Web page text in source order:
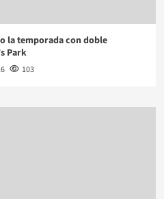
la temporada con doble
Park
103